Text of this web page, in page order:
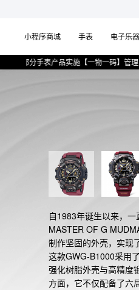
小程序商城 手表 电子乐器
手表产品实施【一物一码】管理的公告
自1983年诞生以来，
MASTER OF G
制作坚固的外壳，实现
这款GWG-B1000采用
强化树脂外壳与高精度
方面，它不仅配备了六